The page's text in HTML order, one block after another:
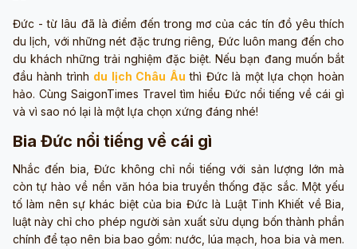
Đức - từ lâu đã là điểm đến trong mơ của các tín đồ yêu thích
du lịch, với những nét đặc trưng riêng, Đức luôn mang đến cho
du khách những trải nghiệm đặc biệt. Nếu bạn đang muốn bắt
đầu hành trình du lịch Châu Âu thì Đức là một lựa chọn hoàn
hảo. Cùng SaigonTimes Travel tìm hiểu Đức nổi tiếng về cái gì
và vì sao nó lại là một lựa chọn xứng đáng nhé!
Bia Đức nổi tiếng về cái gì
Nhắc đến bia, Đức không chỉ nổi tiếng với sản lượng lớn mà
còn tự hào về nền văn hóa bia truyền thống đặc sắc. Một yếu
tố làm nên sự khác biệt của bia Đức là Luật Tinh Khiết về Bia,
luật này chỉ cho phép người sản xuất sửu dụng bốn thành phần
chính để tạo nên bia bao gồm: nước, lúa mạch, hoa bia và men.